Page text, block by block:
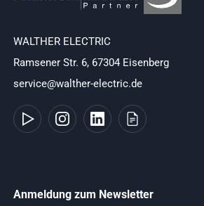
WALTHER ELECTRIC
Ramsener Str. 6, 67304 Eisenberg
service@walther-electric.de
Anmeldung zum Newsletter